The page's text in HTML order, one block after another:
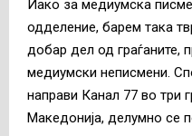
Иако за медиумска
одделение, барем така
добар дел од граѓаните,
медиумски неписмени.
направи Канал 77 во три
Македонија, делумно се